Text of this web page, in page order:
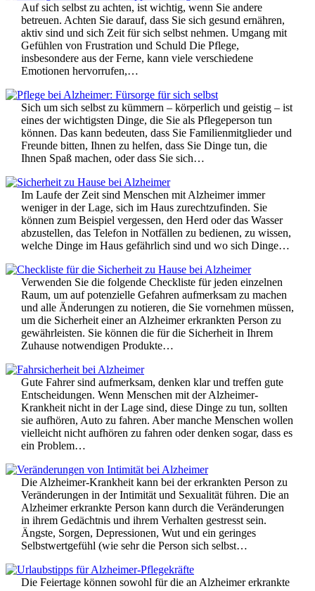
Auf sich selbst zu achten, ist wichtig, wenn Sie andere
betreuen. Achten Sie darauf, dass Sie sich gesund ernähren,
aktiv sind und sich Zeit für sich selbst nehmen. Umgang mit
Gefühlen von Frustration und Schuld Die Pflege,
insbesondere aus der Ferne, kann viele verschiedene
Emotionen hervorrufen,…
Sich um sich selbst zu kümmern – körperlich und geistig – ist
eines der wichtigsten Dinge, die Sie als Pflegeperson tun
können. Das kann bedeuten, dass Sie Familienmitglieder und
Freunde bitten, Ihnen zu helfen, dass Sie Dinge tun, die
Ihnen Spaß machen, oder dass Sie sich…
Im Laufe der Zeit sind Menschen mit Alzheimer immer
weniger in der Lage, sich im Haus zurechtzufinden. Sie
können zum Beispiel vergessen, den Herd oder das Wasser
abzustellen, das Telefon in Notfällen zu bedienen, zu wissen,
welche Dinge im Haus gefährlich sind und wo sich Dinge…
Verwenden Sie die folgende Checkliste für jeden einzelnen
Raum, um auf potenzielle Gefahren aufmerksam zu machen
und alle Änderungen zu notieren, die Sie vornehmen müssen,
um die Sicherheit einer an Alzheimer erkrankten Person zu
gewährleisten. Sie können die für die Sicherheit in Ihrem
Zuhause notwendigen Produkte…
Gute Fahrer sind aufmerksam, denken klar und treffen gute
Entscheidungen. Wenn Menschen mit der Alzheimer-
Krankheit nicht in der Lage sind, diese Dinge zu tun, sollten
sie aufhören, Auto zu fahren. Aber manche Menschen wollen
vielleicht nicht aufhören zu fahren oder denken sogar, dass es
ein Problem…
Die Alzheimer-Krankheit kann bei der erkrankten Person zu
Veränderungen in der Intimität und Sexualität führen. Die an
Alzheimer erkrankte Person kann durch die Veränderungen
in ihrem Gedächtnis und ihrem Verhalten gestresst sein.
Ängste, Sorgen, Depressionen, Wut und ein geringes
Selbstwertgefühl (wie sehr die Person sich selbst…
Die Feiertage können sowohl für die an Alzheimer erkrankte